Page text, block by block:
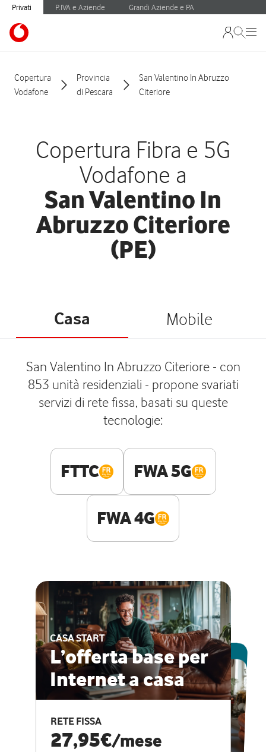
Privati P.IVA e Aziende Grandi Aziende e PA
Copertura
Vodafone
Provincia
di Pescara
San Valentino In Abruzzo
Citeriore
Copertura Fibra e 5G
Vodafone a
San Valentino In
Abruzzo Citeriore
(PE)
Casa Mobile
San Valentino In Abruzzo Citeriore - con
853 unità residenziali - propone svariati
servizi di rete fissa, basati su queste
tecnologie:
FTTC FWA 5G
FWA 4G
CASA START
L’offerta base per
Internet a casa
RETE FISSA
27,95€/mese
ESCLUSIVA ONLINE
CASA PRO
Internet veloce e
vantaggi speciali